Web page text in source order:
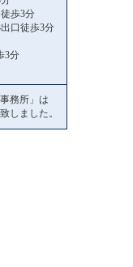
歩3分
口徒歩3分
3分
務所」は
しました。